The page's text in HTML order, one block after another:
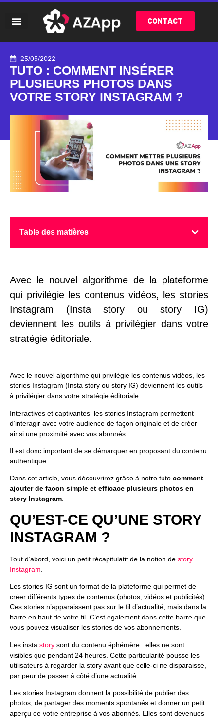
CONTACT
25/05/2022
TUTO : COMMENT INSÉRER
PLUSIEURS PHOTOS DANS
VOTRE STORY INSTAGRAM ?
Table des matières
Avec le nouvel algorithme de la plateforme
qui privilégie les contenus vidéos, les stories
Instagram (Insta story ou story IG)
deviennent les outils à privilégier dans votre
stratégie éditoriale.
Avec le nouvel algorithme qui privilégie les contenus vidéos, les
stories Instagram (Insta story ou story IG) deviennent les outils
à privilégier dans votre stratégie éditoriale.
Interactives et captivantes, les stories Instagram permettent
d’interagir avec votre audience de façon originale et de créer
ainsi une proximité avec vos abonnés.
Il est donc important de se démarquer en proposant du contenu
authentique.
Dans cet article, vous découvrirez grâce à notre tuto comment
ajouter de façon simple et efficace plusieurs photos en
story Instagram.
QU’EST-CE QU’UNE STORY
INSTAGRAM ?
Tout d’abord, voici un petit récapitulatif de la notion de story
Instagram
Les stories IG sont un format de la plateforme qui permet de
créer différents types de contenus (photos, vidéos et publicités).
Ces stories n’apparaissent pas sur le fil d’actualité, mais dans la
barre en haut de votre fil. C’est également dans cette barre que
vous pouvez visualiser les stories de vos abonnements.
Les insta story sont du contenu éphémère : elles ne sont
visibles que pendant 24 heures. Cette particularité pousse les
utilisateurs à regarder la story avant que celle-ci ne disparaisse,
par peur de passer à côté d’une actualité.
Les stories Instagram donnent la possibilité de publier des
photos, de partager des moments spontanés et donner un petit
aperçu de votre entreprise à vos abonnés. Elles sont devenues